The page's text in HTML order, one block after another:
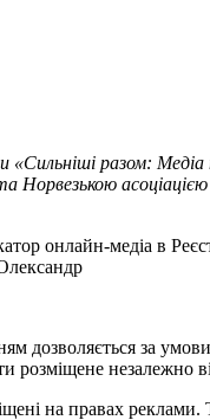
«Сильніші разом:
онлайн-медіа в
дозволяється за
незалежно
на правах